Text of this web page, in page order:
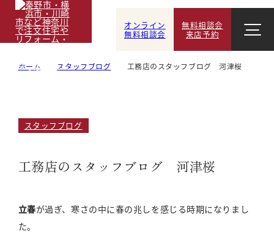
オンライン
無料相談会
無料相談会
来店予約
ホーム スタッフブログ 工務店のスタッフブログ 河津桜
スタッフブログ
工務店のスタッフブログ 河津桜
立春が過ぎ、寒さの中に春の兆しを感じる時期になりまし
た。